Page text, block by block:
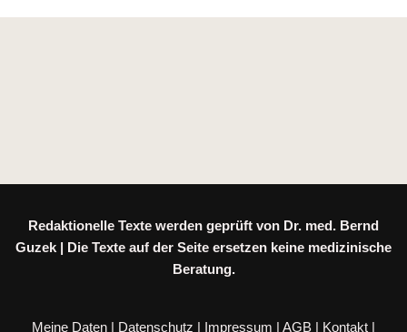
Redaktionelle Texte werden geprüft von Dr. med. Bernd
Guzek | Die Texte auf der Seite ersetzen keine medizinische
Beratung.
Meine Daten | Datenschutz | Impressum | AGB | Kontakt |